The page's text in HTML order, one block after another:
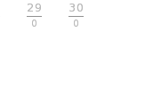
29
0
30
0